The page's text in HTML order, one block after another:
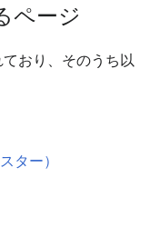
ページ
おり、そのうち以
ター）